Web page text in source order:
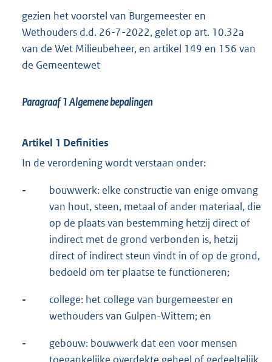
gezien het voorstel van Burgemeester en
Wethouders d.d. 26-7-2022, gelet op art. 10.32a
van de Wet Milieubeheer, en artikel 149 en 156 van
de Gemeentewet
Paragraaf 1Algemene bepalingen
Artikel 1 Definities
In de verordening wordt verstaan onder:
-
bouwwerk: elke constructie van enige omvang
van hout, steen, metaal of ander materiaal, die
op de plaats van bestemming hetzij direct of
indirect met de grond verbonden is, hetzij
direct of indirect steun vindt in of op de grond,
bedoeld om ter plaatse te functioneren;
-
college: het college van burgemeester en
wethouders van Gulpen-Wittem; en
-
gebouw: bouwwerk dat een voor mensen